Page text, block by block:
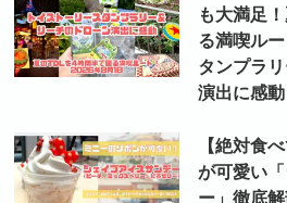
も大満足
る満喫ル
タンプラ
演出に感動
【絶対食
が可愛い
ー」徹底